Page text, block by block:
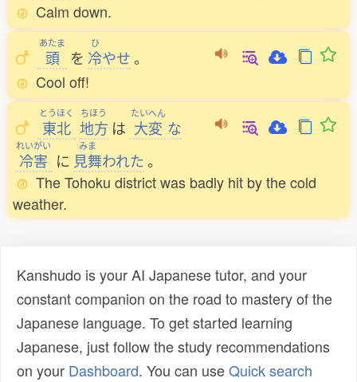
Calm down.
あたま
頭 を
ひ
冷やせ。
Cool off!
とうほく
東北
ちほう
地方 は
たいへん
大変 な
れいがい
冷害 に
みま
見舞われた。
The Tohoku district was badly hit by the cold
weather.
Kanshudo is your AI Japanese tutor, and your
constant companion on the road to mastery of the
Japanese language. To get started learning
Japanese, just follow the study recommendations
on your Dashboard. You can useQuick search